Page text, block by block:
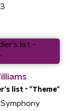
list - "Theme"